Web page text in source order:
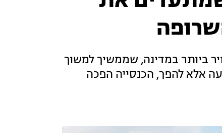
ביותר במדינה, שממשיך למשוך
אלא להפך, הכנסייה הפכה